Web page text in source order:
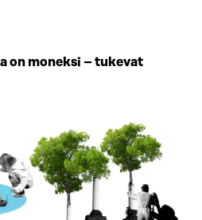
on moneksi – tukevat